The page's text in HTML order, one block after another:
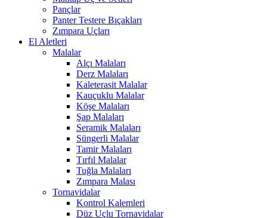
Pançlar
Panter Testere Bıçakları
Zımpara Uçları
El Aletleri
Malalar
Alçı Malaları
Derz Malaları
Kaleterasit Malalar
Kauçuklu Malalar
Köşe Malaları
Şap Malaları
Seramik Malaları
Süngerli Malalar
Tamir Malaları
Tırfıl Malalar
Tuğla Malaları
Zımpara Malası
Tornavidalar
Kontrol Kalemleri
Düz Uçlu Tornavidalar